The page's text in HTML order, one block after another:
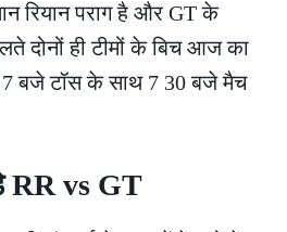
रियान पराग है और GT के
दोनों ही टीमों के बिच आज का
7 बजे टॉस के साथ 7 30 बजे मैच
vs GT